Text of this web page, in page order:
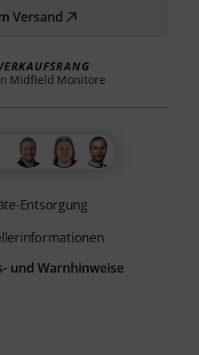
Versand
Midfield Monitore
Entsorgung
und Warnhinweise